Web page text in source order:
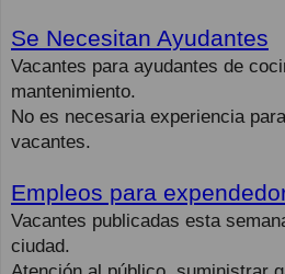
Se Necesitan Ayudantes
Vacantes para ayudantes de
mantenimiento.
No es necesaria experiencia
vacantes.
Empleos para
Vacantes publicadas esta
ciudad.